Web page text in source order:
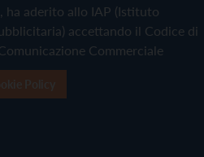
ha aderito allo IAP (Istituto
accettando il Codice di
Commerciale